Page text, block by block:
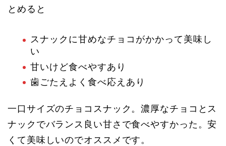
とめると
スナックに甘めなチョコがかかって美味し
い
甘いけど食べやすあり
歯ごたえよく食べ応えあり
一口サイズのチョコスナック。濃厚なチョコとス
ナックでバランス良い甘さで食べやすかった。安
くて美味しいのでオススメです。